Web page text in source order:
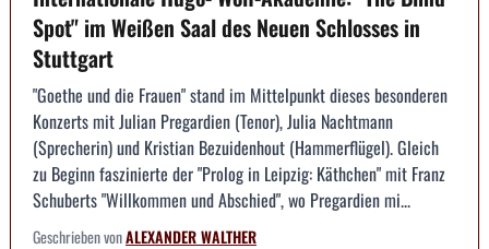
Spot" im Weißen Saal des Neuen Schlosses in
Stuttgart
"Goethe und die Frauen" stand im Mittelpunkt dieses besonderen
Konzerts mit Julian Pregardien (Tenor), Julia Nachtmann
(Sprecherin) und Kristian Bezuidenhout (Hammerflügel). Gleich
zu Beginn faszinierte der "Prolog in Leipzig: Käthchen" mit Franz
Schuberts "Willkommen und Abschied", wo Pregardien mi...
Geschrieben vonALEXANDER WALTHER